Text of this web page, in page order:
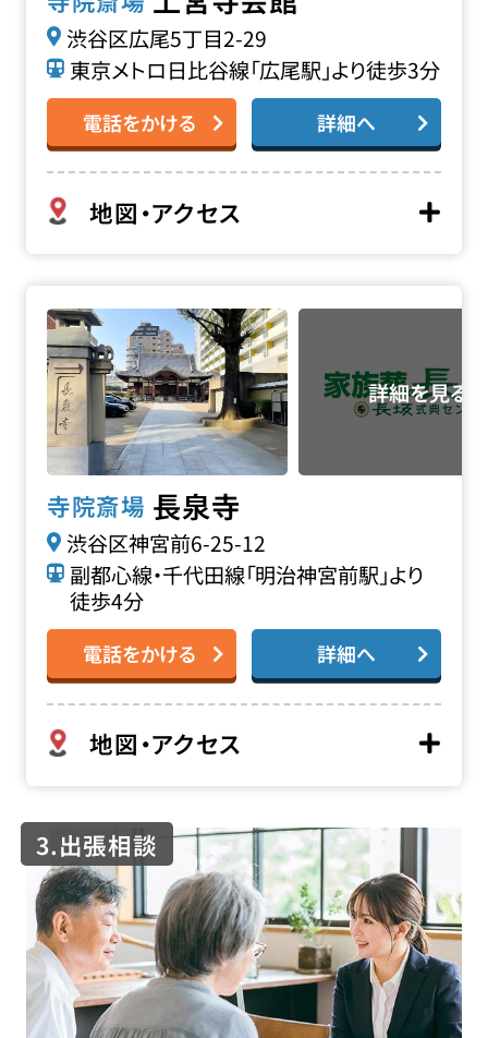
渋谷区広尾5丁目2-29
東京メトロ日比谷線「広尾駅」より徒歩3分
電話をかける 詳細へ
地図・アクセス
寺院斎場 長泉寺
渋谷区神宮前6-25-12
副都心線・千代田線「明治神宮前駅」より
徒歩4分
電話をかける 詳細へ
地図・アクセス
長泉寺の詳細へ
3.出張相談